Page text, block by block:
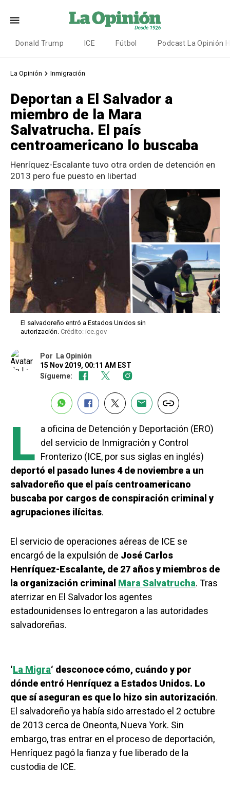
Donald Trump ICE Fútbol Podcast La Opinión
La Opinión Inmigración
Deportan a El Salvador a
miembro de la Mara
Salvatrucha. El país
centroamericano lo buscaba
Henríquez-Escalante tuvo otra orden de detención en
2013 pero fue puesto en libertad
El salvadoreño entró a Estados Unidos sin
autorización. Crédito: ice.gov
Por
La Opinión
15 Nov 2019, 00:11 AM EST
Sígueme:
L a oficina de Detención y Deportación (ERO)
del servicio de Inmigración y Control
Fronterizo (ICE, por sus siglas en inglés)
deportó el pasado lunes 4 de noviembre a un
salvadoreño que el país centroamericano
buscaba por cargos de conspiración criminal y
agrupaciones ilícitas.
El servicio de operaciones aéreas de ICE se
encargó de la expulsión de José Carlos
Henríquez-Escalante, de 27 años y miembros de
la organización criminal Mara Salvatrucha. Tras
aterrizar en El Salvador los agentes
estadounidenses lo entregaron a las autoridades
salvadoreñas.
‘La Migra‘ desconoce cómo, cuándo y por
dónde entró Henríquez a Estados Unidos. Lo
que sí aseguran es que lo hizo sin autorización.
El salvadoreño ya había sido arrestado el 2 octubre
de 2013 cerca de Oneonta, Nueva York. Sin
embargo, tras entrar en el proceso de deportación,
Henríquez pagó la fianza y fue liberado de la
custodia de ICE.